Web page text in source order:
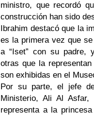
ministro, que recordó
construcción han sido
Ibrahim destacó que la
es la primera vez que
a “Iset” con su padre,
otras que la
son exhibidas en el
Por su parte, el jefe
Ministerio, Ali Al
representa a la